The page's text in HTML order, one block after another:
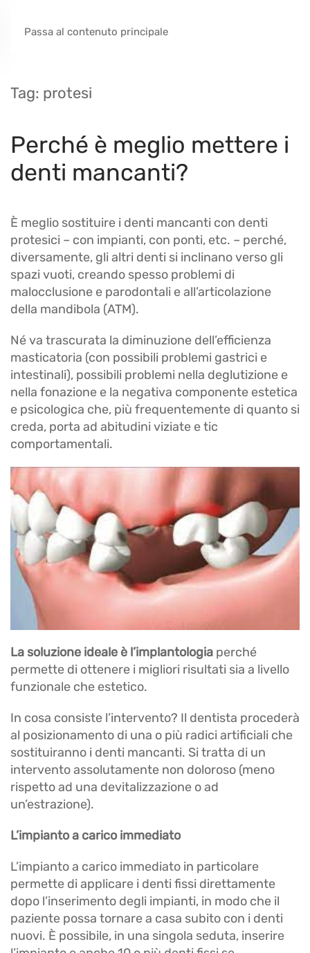
Passa al contenuto principale
Tag: protesi
Perché è meglio mettere i
denti mancanti?
È meglio sostituire i denti mancanti con denti
protesici – con impianti, con ponti, etc. – perché,
diversamente, gli altri denti si inclinano verso gli
spazi vuoti, creando spesso problemi di
malocclusione e parodontali e all’articolazione
della mandibola (ATM).
Né va trascurata la diminuzione dell’efficienza
masticatoria (con possibili problemi gastrici e
intestinali), possibili problemi nella deglutizione e
nella fonazione e la negativa componente estetica
e psicologica che, più frequentemente di quanto si
creda, porta ad abitudini viziate e tic
comportamentali.
La soluzione ideale è l’implantologia perché
permette di ottenere i migliori risultati sia a livello
funzionale che estetico.
In cosa consiste l’intervento? Il dentista procederà
al posizionamento di una o più radici artificiali che
sostituiranno i denti mancanti. Si tratta di un
intervento assolutamente non doloroso (meno
rispetto ad una devitalizzazione o ad
un’estrazione).
L’impianto a carico immediato
L’impianto a carico immediato in particolare
permette di applicare i denti fissi direttamente
dopo l’inserimento degli impianti, in modo che il
paziente possa tornare a casa subito con i denti
nuovi. È possibile, in una singola seduta, inserire